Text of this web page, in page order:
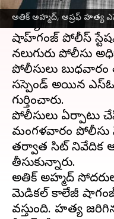
అతిక్ అహ్మద్, అష్రఫ్ హత్య
గ్యాంగ్‌స్టర్అతిక్ అహ్మద్
హత్యలకు
షాహ్‌గంజ్ పోలీస్
నలుగురు పోలీసు
పోలీసులు బుధవారం
సస్పెండ్ అయిన
గుర్తించారు.
పోలీసులు ఏర్పాటు
మంగళవారం పోలీసు
తర్వాత సిట్ నివేదిక
తీసుకున్నారు.
అతిక్ అహ్మద్
మెడికల్ కాలేజీ
వస్తుంది. హత్య